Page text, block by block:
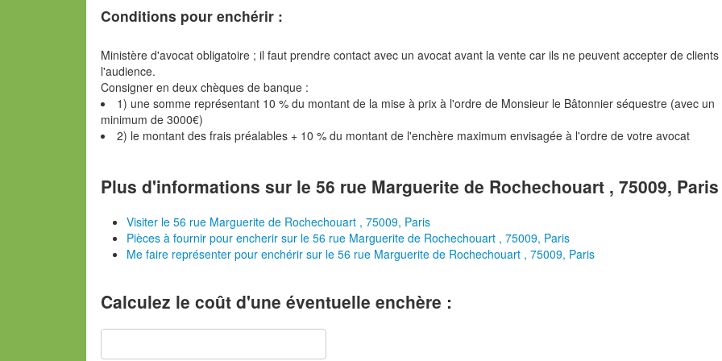
Conditions pour enchérir :
Ministère d'avocat obligatoire ; il faut prendre contact avec un avocat avant la vente car ils ne peuvent accepter de clients
l'audience.
Consigner en deux chèques de banque :
1) une somme représentant 10 % du montant de la mise à prix à l'ordre de Monsieur le Bâtonnier séquestre (avec un
minimum de 3000€)
2) le montant des frais préalables + 10 % du montant de l'enchère maximum envisagée à l'ordre de votre avocat
Plus d'informations sur le 56 rue Marguerite de Rochechouart , 75009, Paris
Visiter le 56 rue Marguerite de Rochechouart , 75009, Paris
Pièces à fournir pour encherir sur le 56 rue Marguerite de Rochechouart , 75009, Paris
Me faire représenter pour enchérir sur le 56 rue Marguerite de Rochechouart , 75009, Paris
Calculez le coût d'une éventuelle enchère :